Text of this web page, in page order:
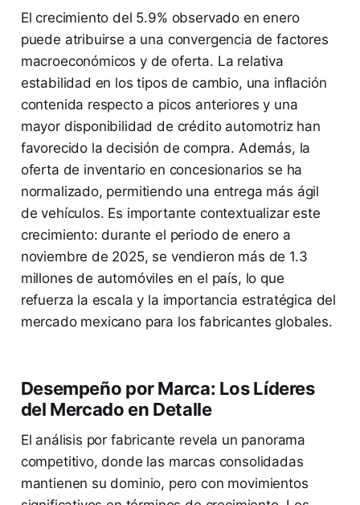
El crecimiento del 5.9% observado en enero
puede atribuirse a una convergencia de factores
macroeconómicos y de oferta. La relativa
estabilidad en los tipos de cambio, una inflación
contenida respecto a picos anteriores y una
mayor disponibilidad de crédito automotriz han
favorecido la decisión de compra. Además, la
oferta de inventario en concesionarios se ha
normalizado, permitiendo una entrega más ágil
de vehículos. Es importante contextualizar este
crecimiento: durante el periodo de enero a
noviembre de 2025, se vendieron más de 1.3
millones de automóviles en el país, lo que
refuerza la escala y la importancia estratégica del
mercado mexicano para los fabricantes globales.
Desempeño por Marca: Los Líderes
del Mercado en Detalle
El análisis por fabricante revela un panorama
competitivo, donde las marcas consolidadas
mantienen su dominio, pero con movimientos